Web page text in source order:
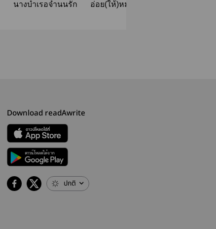
นางบำเรอจำนนรัก
อ่อย(ให้)หมอฟัน
Download readAwrite
ปกติ